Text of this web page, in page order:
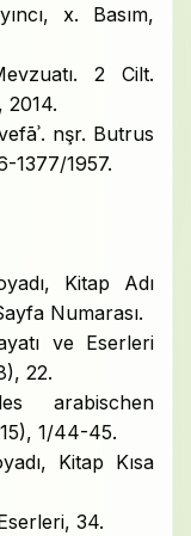
x. Basım,
2 Cilt.
2014.
nşr. Butrus
1377/1957.
Kitap Adı
Numarası.
ve Eserleri
22.
arabischen
1/44-45.
Kitap Kısa
34.